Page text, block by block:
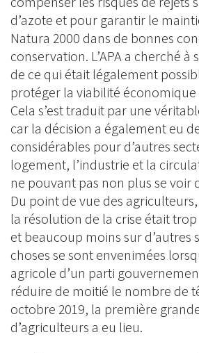
d’azote et pour garantir le
Natura 2000 dans de bonnes
conservation. L’APA a cherché à
de ce qui était légalement
protéger la viabilité économique
Cela s’est traduit par une
car la décision a également eu
considérables pour d’autres
logement, l’industrie et la
ne pouvant pas non plus se voir
Du point de vue des
la résolution de la crise était trop
et beaucoup moins sur d’autres
choses se sont envenimées
agricole d’un parti
réduire de moitié le nombre de
octobre 2019, la première
d’agriculteurs a eu lieu.